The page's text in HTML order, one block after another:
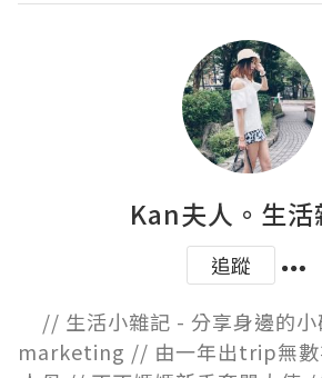
Kan夫人。生活
追蹤
// 生活小雜記 - 分享身邊的
marketing // 由一年出trip無數